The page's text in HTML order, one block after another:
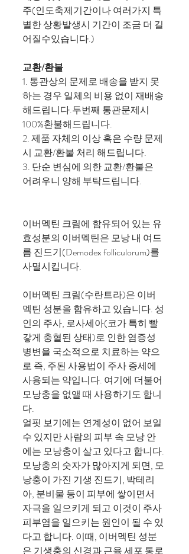
주(인도축제기간이나 여러가지 특
별한 상황발생시 기간이 조금 더 길
어질수있습니다.)
교환/환불
1. 통관상의 문제로 배송을 받지 못
하는 경우 일체의 비용 없이 재배송
해드립니다.두번째 통관문제시
100%환불해드립니다.
2. 제품 자체의 이상 혹은 수량 문제
시 교환/환불 처리 해드립니다.
3. 단순 변심에 의한 교환/환불은
어려우니 양해 부탁드립니다.
이버멕틴 크림에 함유되어 있는 유
효성분의 이버멕틴은 모낭 내 여드
름 진드기(Demodex folliculorum)를
사멸시킵니다.
이버멕틴 크림(수란트라)은 이버
멕틴 성분을 함유하고 있습니다. 성
인의 주사, 로사세아(코가 특히 빨
갛게 충혈된 상태)로 인한 염증성
병변을 국소적으로 치료하는 약으
로 즉, 주된 사용법이 주사 증세에
사용되는 약입니다. 여기에 더불어
모낭충을 없앨 때 사용하기도 합니
다.
얼핏 보기에는 연계성이 없어 보일
수 있지만 사람의 피부 속 모낭 안
에는 모낭충이 살고 있다고 합니다.
모낭충의 숫자가 많아지게 되면, 모
낭충이 가진 기생 진드기, 박테리
아, 분비물 등이 피부에 쌓이면서
자극을 일으키게 되고 이것이 주사
피부염을 일으키는 원인이 될 수 있
다고 합니다. 이때, 이버멕틴 성분
은 기생충의 신경과 근육 세포 통로